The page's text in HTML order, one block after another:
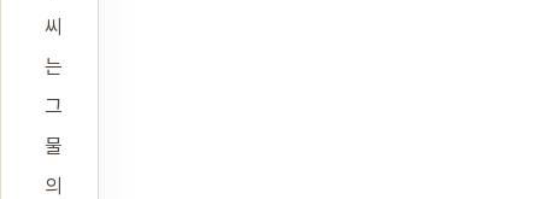
씨
는
그
물
의